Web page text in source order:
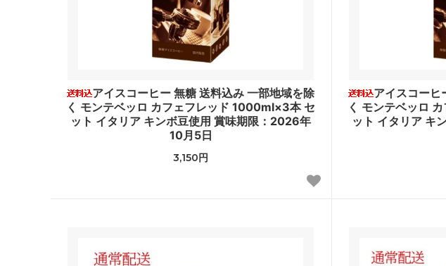
アイスコーヒー 無糖 送料込み 一部地域を除
く モンテベッロ カフェフレッド 1000ml×3本 セ
ット イタリア キンボ豆使用 賞味期限：2026年
10月5日
3,150円
アイスコーヒ
く モンテベッロ
ット イタリア キ